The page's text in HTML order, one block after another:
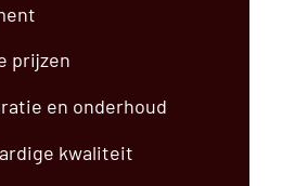
prijzen
en onderhoud
kwaliteit